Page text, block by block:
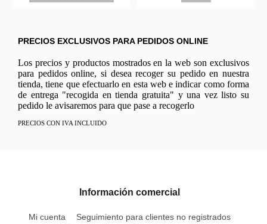
PRECIOS EXCLUSIVOS PARA PEDIDOS ONLINE
Los precios y productos mostrados en la web son exclusivos
para pedidos online, si desea recoger su pedido en nuestra
tienda, tiene que efectuarlo en esta web e indicar como forma
de entrega "recogida en tienda gratuita" y una vez listo su
pedido le avisaremos para que pase a recogerlo
PRECIOS CON IVA INCLUIDO
Información comercial
Mi cuenta
Seguimiento para clientes no registrados